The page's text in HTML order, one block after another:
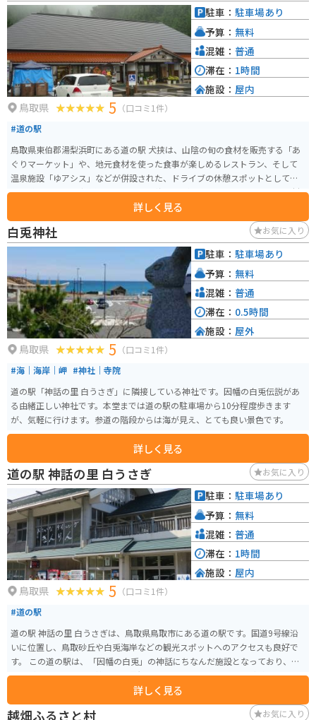
バイクの乗り入れに注意が必要です。 奥津温泉は、美作三湯の一つに数えら
れる名湯です。湯冷めしにくいのが特徴で、飲泉もできます。周辺には温泉宿
が軒を連ねており、日帰り入浴可能な施設も多いです。温泉街には、国の重
要伝統的建造物群保存地区に選定されているエリアもあり、散策も楽しめま
す。名産品としては、作州絣や木杓子などが知られています。
鳥取県 5 （口コミ1件）
#道の駅
鳥取県東伯郡湯梨浜町にある道の駅 犬挟は、山陰の旬の食材を販売する「あ
ぐりマーケット」や、地元食材を使った食事が楽しめるレストラン、そして
温泉施設「ゆアシス」などが併設された、ドライブの休憩スポットとして最
適な道の駅です。 新鮮な野菜や果物、海産物が手に入るほか、地元産の食材
を使ったパン屋さんも人気です。レストランでは、地元産の猪肉を使った猪
肉そばや、大山鶏を使用した親子丼などが人気メニューです。また、温泉施
設「ゆアシス」には、露天風呂やサウナ、岩盤浴などがあり、ドライブの疲
れをゆっくりと癒やすことができます。 バイクで訪れる場合、道の駅には
広々とした駐車場が完備されているので安心です。鳥取県は、日本海沿岸を
走る気持ちの良いルートや、山間部を走るワインディングロードなど、バイ
クツーリングに最適な道がたくさんあります。道の駅 犬挟を拠点に、鳥取県
の自然を満喫するツーリングを楽しんでみてはいかがでしょうか。
詳しく見る
駐車： 駐車場あり
予算： 無料
混雑： 普通
滞在： 1時間
施設： 屋内
白兎神社 お気に入り
鳥取県 5 （口コミ1件）
#海｜海岸｜岬 #神社｜寺院
道の駅「神話の里 白うさぎ」に隣接している神社です。因幡の白兎伝説があ
る由緒正しい神社です。本堂までは道の駅の駐車場から10分程度歩きます
が、気軽に行けます。参道の階段からは海が見え、とても良い景色です。
詳しく見る
駐車： 駐車場あり
予算： 無料
混雑： 普通
滞在： 0.5時間
施設： 屋外
道の駅 神話の里 白うさぎ お気に入り
鳥取県 5 （口コミ1件）
#道の駅
道の駅 神話の里 白うさぎは、鳥取県鳥取市にある道の駅です。国道9号線沿
いに位置し、鳥取砂丘や白兎海岸などの観光スポットへのアクセスも良好で
す。 この道の駅は、「因幡の白兎」の神話にちなんだ施設となっており、白
ウサギのオブジェや、神話の世界観を表現したモニュメントなどが設置され
ています。地元の特産品を販売するショップやレストランもあり、鳥取の味
覚を楽しむこともできます。 バイクで訪れる場合、道の駅には広い駐車場が
詳しく見る
駐車： 駐車場あり
予算： 無料
混雑： 普通
滞在： 1時間
施設： 屋内
越畑ふるさと村 お気に入り